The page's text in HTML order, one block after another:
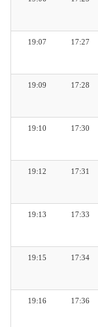
17:27
19:07
17:28
19:09
17:30
19:10
17:31
19:12
17:33
19:13
17:34
19:15
17:36
19:16